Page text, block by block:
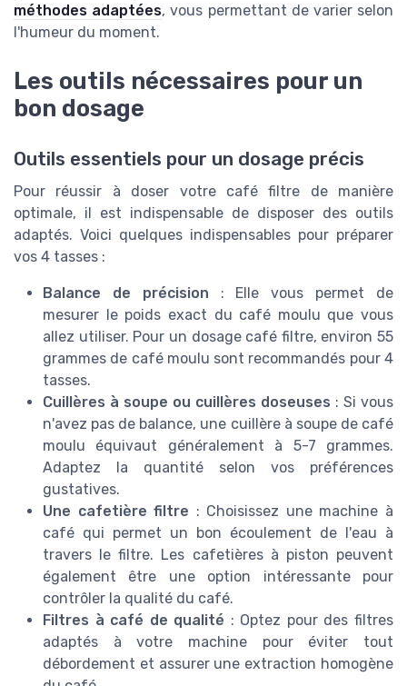
méthodes adaptées, vous permettant de varier selon
l'humeur du moment.
Les outils nécessaires pour un
bon dosage
Outils essentiels pour un dosage précis
Pour réussir à doser votre café filtre de manière
optimale, il est indispensable de disposer des outils
adaptés. Voici quelques indispensables pour préparer
vos 4 tasses :
Balance de précision : Elle vous permet de
mesurer le poids exact du café moulu que vous
allez utiliser. Pour un dosage café filtre, environ 55
grammes de café moulu sont recommandés pour 4
tasses.
Cuillères à soupe ou cuillères doseuses : Si vous
n'avez pas de balance, une cuillère à soupe de café
moulu équivaut généralement à 5-7 grammes.
Adaptez la quantité selon vos préférences
gustatives.
Une cafetière filtre : Choisissez une machine à
café qui permet un bon écoulement de l'eau à
travers le filtre. Les cafetières à piston peuvent
également être une option intéressante pour
contrôler la qualité du café.
Filtres à café de qualité : Optez pour des filtres
adaptés à votre machine pour éviter tout
débordement et assurer une extraction homogène